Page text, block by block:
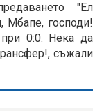
"Ел
Мбапе, господи!
0:0. Нека да
съжали